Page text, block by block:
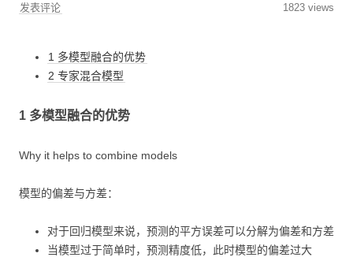
发表评论 1823 views
1 多模型融合的优势
2 专家混合模型
1 多模型融合的优势
Why it helps to combine models
模型的偏差与方差：
对于回归模型来说，预测的平方误差可以分解为偏差和方差
当模型过于简单时，预测精度低，此时模型的偏差过大